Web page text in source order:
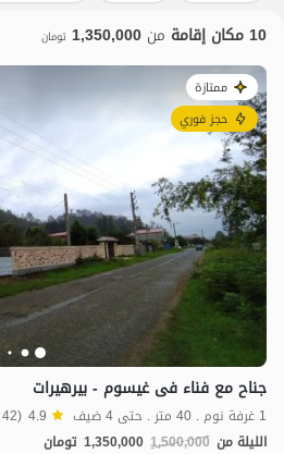
10 مكان إقامة من 1,350,000 تومان
ممتازة
حجز فوري
جناح مع فناء فی غیسوم - بیرهیرات
1 غرفة نوم . 40 متر . حتى 4 ضيف 4.9 (42 تعليق)
الليلة من 1,500,000
1,350,000 تومان